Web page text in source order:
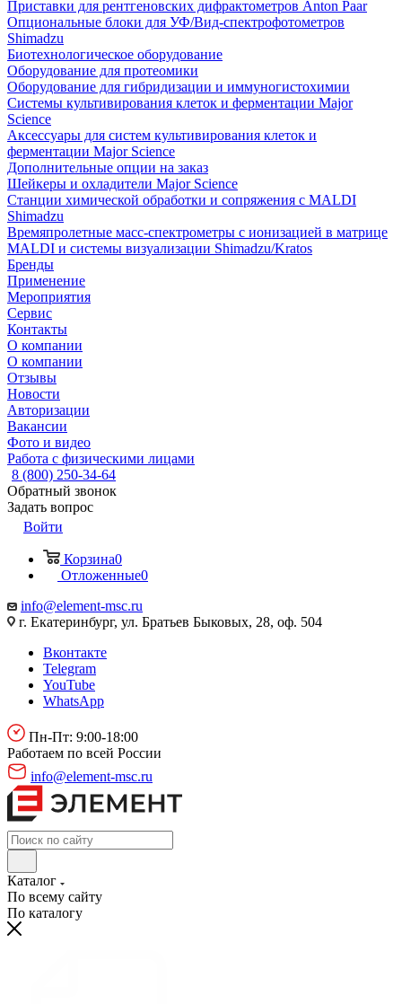
Приставки для рентгеновских дифрактометров Anton Paar
Опциональные блоки для УФ/Вид-спектрофотометров
Shimadzu
Биотехнологическое оборудование
Оборудование для протеомики
Оборудование для гибридизации и иммуногистохимии
Системы культивирования клеток и ферментации Major
Science
Аксессуары для систем культивирования клеток и
ферментации Major Science
Дополнительные опции на заказ
Шейкеры и охладители Major Science
Станции химической обработки и сопряжения с MALDI
Shimadzu
Времяпролетные масс-спектрометры с ионизацией в матрице
MALDI и системы визуализации Shimadzu/Kratos
Бренды
Применение
Мероприятия
Сервис
Контакты
О компании
О компании
Отзывы
Новости
Авторизации
Вакансии
Фото и видео
Работа с физическими лицами
8 (800) 250-34-64
Обратный звонок
Задать вопрос
Войти
Корзина0
Отложенные0
info@element-msc.ru
г. Екатеринбург, ул. Братьев Быковых, 28, оф. 504
Вконтакте
Telegram
YouTube
WhatsApp
Пн-Пт: 9:00-18:00
Работаем по всей России
info@element-msc.ru
Каталог
По всему сайту
По каталогу